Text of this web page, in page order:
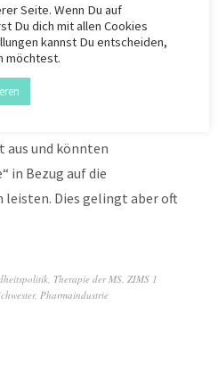
aus und könnten
in Bezug auf die
leisten. Dies gelingt aber oft
Therapie der MS ZIMS 1
, Pharmaindustrie
Seite. Wenn Du auf
Du dich mit allen Cookies
kannst Du entscheiden,
möchtest.